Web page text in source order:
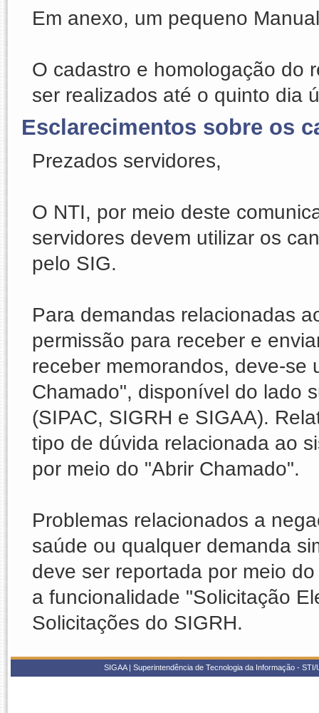
Em anexo, um pequeno
O cadastro e homologação do
ser realizados até o quinto dia
Esclarecimentos sobre os
Prezados servidores,
O NTI, por meio deste
servidores devem utilizar os
pelo SIG.
Para demandas relacionadas
permissão para receber e
receber memorandos, deve-se
Chamado", disponível do lado
(SIPAC, SIGRH e SIGAA).
tipo de dúvida relacionada ao
por meio do "Abrir Chamado".
Problemas relacionados a
saúde ou qualquer demanda
deve ser reportada por meio
a funcionalidade "Solicitação
Solicitações do SIGRH.
SIGAA | Superintendência de Tecnologia da Informação -